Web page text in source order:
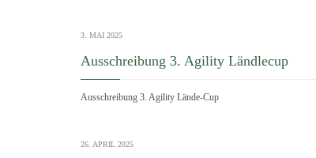
3. MAI 2025
Ausschreibung 3. Agility Ländlecup
Ausschreibung 3. Agility Lände-Cup
26. APRIL 2025